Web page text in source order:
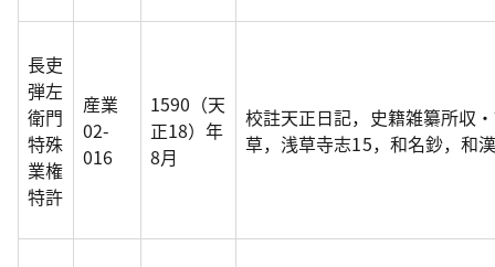
長吏
弾左
衛門
特殊
業権
特許
産業
02-
016
1590（天
正18）年
8月
校註天正日記，史籍雑纂所収
草，浅草寺志15，和名鈔，和